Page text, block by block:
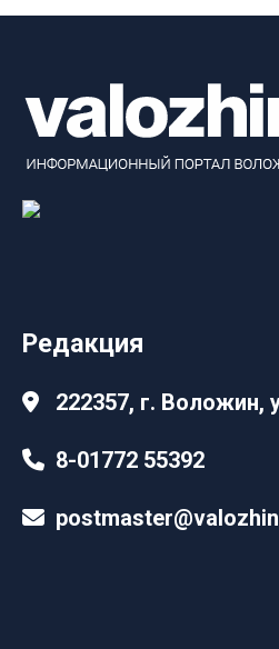
Редакция
222357, г. Воложин,
8-01772 55392